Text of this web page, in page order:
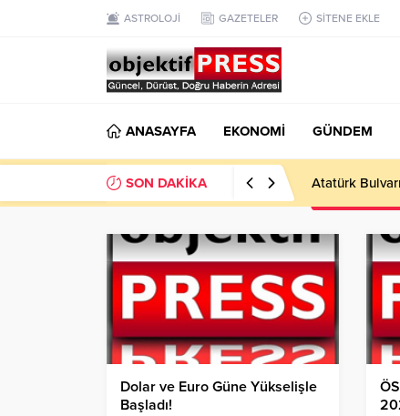
ASTROLOJİ GAZETELER SİTENE EKLE
ANASAYFA EKONOMİ GÜNDEM
SON DAKİKA Temmuzda
Dolar ve Euro Güne Yükselişle
Başladı!